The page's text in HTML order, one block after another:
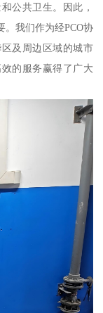
公共卫生。因此，
我们作为经PCO协
及周边区域的城市
的服务赢得了广大